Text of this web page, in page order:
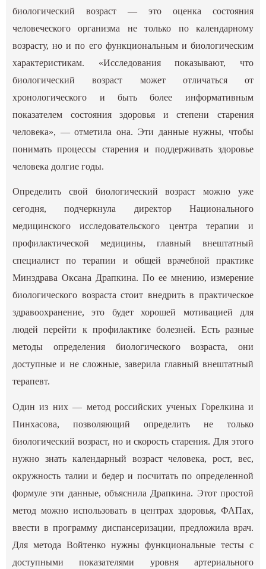
биологический возраст — это оценка состояния
человеческого организма не только по календарному
возрасту, но и по его функциональным и биологическим
характеристикам. «Исследования показывают, что
биологический возраст может отличаться от
хронологического и быть более информативным
показателем состояния здоровья и степени старения
человека», — отметила она. Эти данные нужны, чтобы
понимать процессы старения и поддерживать здоровье
человека долгие годы.
Определить свой биологический возраст можно уже
сегодня, подчеркнула директор Национального
медицинского исследовательского центра терапии и
профилактической медицины, главный внештатный
специалист по терапии и общей врачебной практике
Минздрава Оксана Драпкина. По ее мнению, измерение
биологического возраста стоит внедрить в практическое
здравоохранение, это будет хорошей мотивацией для
людей перейти к профилактике болезней. Есть разные
методы определения биологического возраста, они
доступные и не сложные, заверила главный внештатный
терапевт.
Один из них — метод российских ученых Горелкина и
Пинхасова, позволяющий определить не только
биологический возраст, но и скорость старения. Для этого
нужно знать календарный возраст человека, рост, вес,
окружность талии и бедер и посчитать по определенной
формуле эти данные, объяснила Драпкина. Этот простой
метод можно использовать в центрах здоровья, ФАПах,
ввести в программу диспансеризации, предложила врач.
Для метода Войтенко нужны функциональные тесты с
доступными показателями уровня артериального